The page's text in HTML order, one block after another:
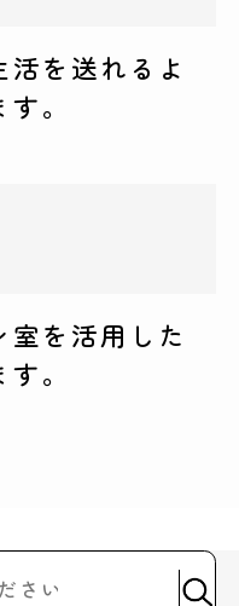
を送れるよ
。
を活用した
。